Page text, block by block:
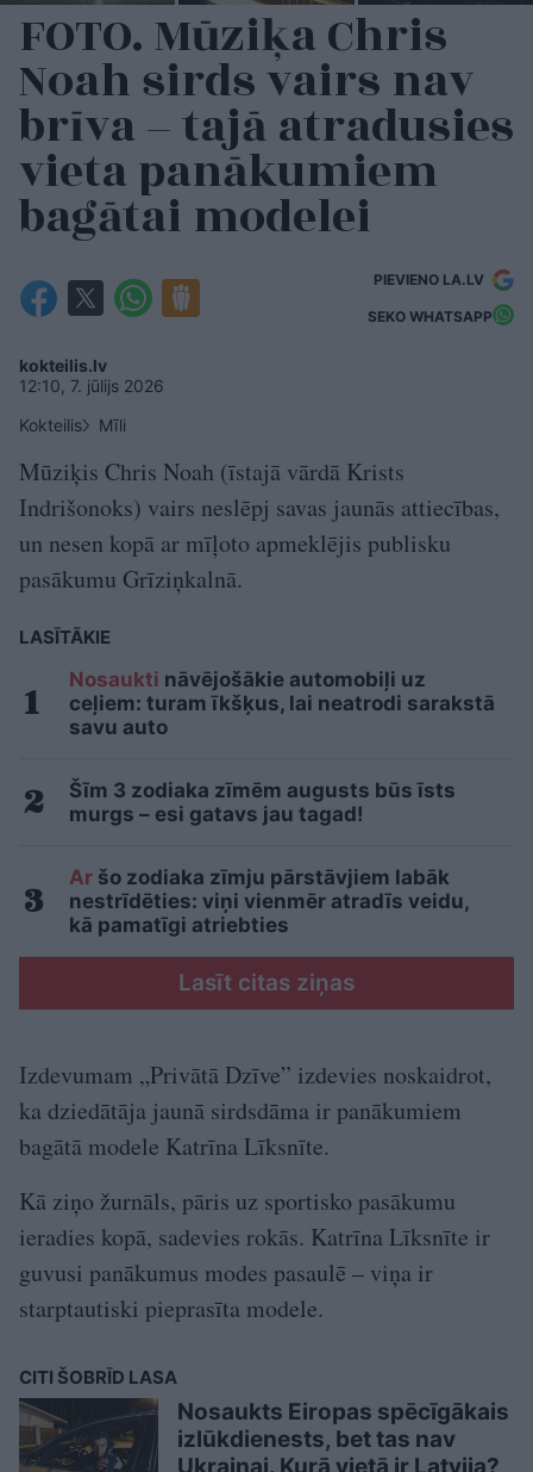
FOTO. Mūziķa Chris
Noah sirds vairs nav
brīva – tajā atradusies
vieta panākumiem
bagātai modelei
PIEVIENO LA.LV
SEKO WHATSAPP
kokteilis.lv
12:10, 7. jūlijs 2026
Kokteilis
Mīli
Mūziķis Chris Noah (īstajā vārdā Krists
Indrišonoks) vairs neslēpj savas jaunās attiecības,
un nesen kopā ar mīļoto apmeklējis publisku
pasākumu Grīziņkalnā.
LASĪTĀKIE
Nosaukti nāvējošākie automobiļi uz
ceļiem: turam īkšķus, lai neatrodi sarakstā
savu auto
Šīm 3 zodiaka zīmēm augusts būs īsts
murgs – esi gatavs jau tagad!
Ar šo zodiaka zīmju pārstāvjiem labāk
nestrīdēties: viņi vienmēr atradīs veidu,
kā pamatīgi atriebties
Lasīt citas ziņas
Izdevumam „Privātā Dzīve” izdevies noskaidrot,
ka dziedātāja jaunā sirdsdāma ir panākumiem
bagātā modele Katrīna Līksnīte.
Kā ziņo žurnāls, pāris uz sportisko pasākumu
ieradies kopā, sadevies rokās. Katrīna Līksnīte ir
guvusi panākumus modes pasaulē – viņa ir
starptautiski pieprasīta modele.
CITI ŠOBRĪD LASA
Nosaukts Eiropas spēcīgākais
izlūkdienests, bet tas nav
Ukrainai. Kurā vietā ir Latvija?